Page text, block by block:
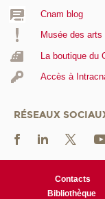
Cnam blog
Musée des
La boutique du
Accès à
RÉSEAUX
Contacts
Bibliothèque